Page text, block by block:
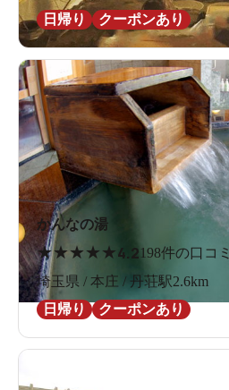
日帰り
クーポンあり
かんなの湯
★★★ ★ ★4.2198件の口コミ
埼玉県 / 本庄 / 丹荘駅2.6km
日帰り
クーポンあり